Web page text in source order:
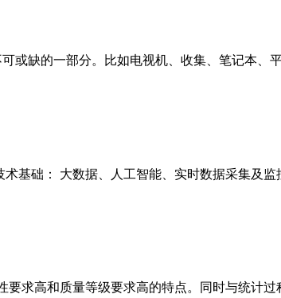
或缺的一部分。比如电视机、收集、笔记本、
基础： 大数据、人工智能、实时数据采集及
求高和质量等级要求高的特点。同时与统计